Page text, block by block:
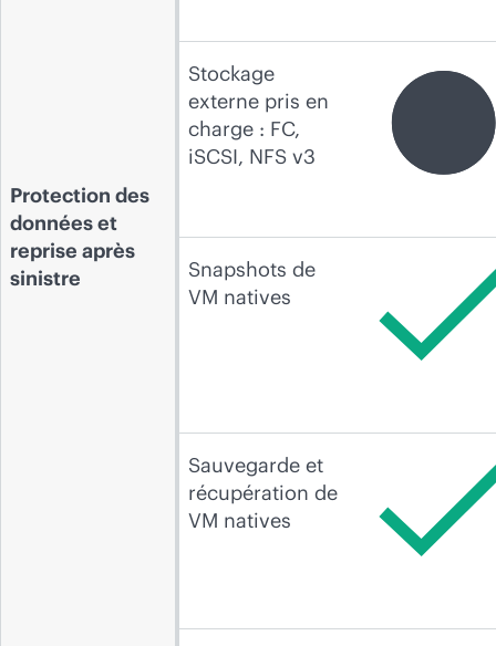
Protection des
données et
reprise après
sinistre
Stockage
externe pris en
charge : FC,
iSCSI, NFS v3
Snapshots de
VM natives
Sauvegarde et
récupération de
VM natives